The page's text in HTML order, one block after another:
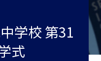
学校 第31
式